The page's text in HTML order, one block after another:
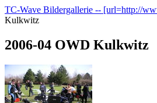
TC-Wave Bildergallerie -- [url=http://
Kulkwitz
2006-04 OWD Kulkwitz